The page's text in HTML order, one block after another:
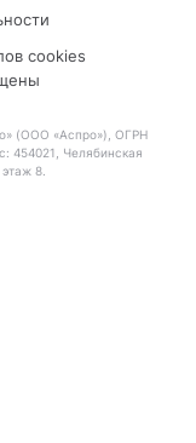
cookies
(ООО «Аспро»), ОГРН
454021, Челябинская
8.